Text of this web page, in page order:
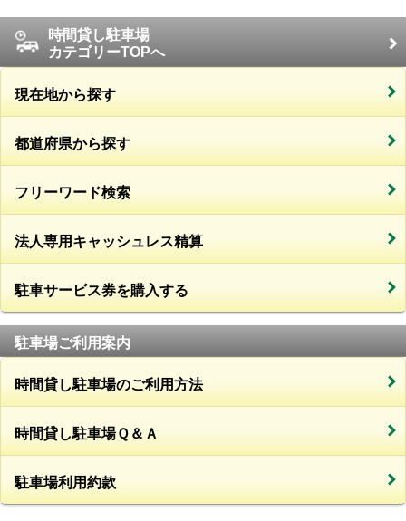
時間貸し駐車場
カテゴリーTOPへ
現在地から探す
都道府県から探す
フリーワード検索
法人専用キャッシュレス精算
駐車サービス券を購入する
駐車場ご利用案内
時間貸し駐車場のご利用方法
時間貸し駐車場Ｑ＆Ａ
駐車場利用約款